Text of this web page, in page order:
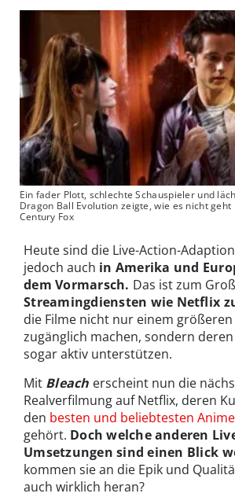
Ein fader Plott, schlechte Schauspieler und
Dragon Ball Evolution zeigte, wie es nicht
Century Fox
Heute sind die Live-Action-
jedoch auch in Amerika und
dem Vormarsch. Das ist zum
Streamingdiensten wie Netflix
die Filme nicht nur einem
zugänglich machen, sondern
sogar aktiv unterstützen.
Mit Bleach erscheint nun die
Realverfilmung auf Netflix, deren
den besten und beliebtesten
gehört. Doch welcheanderen
Umsetzungen sind einen Blick
kommen sie an die Epik und
auch wirklich heran?